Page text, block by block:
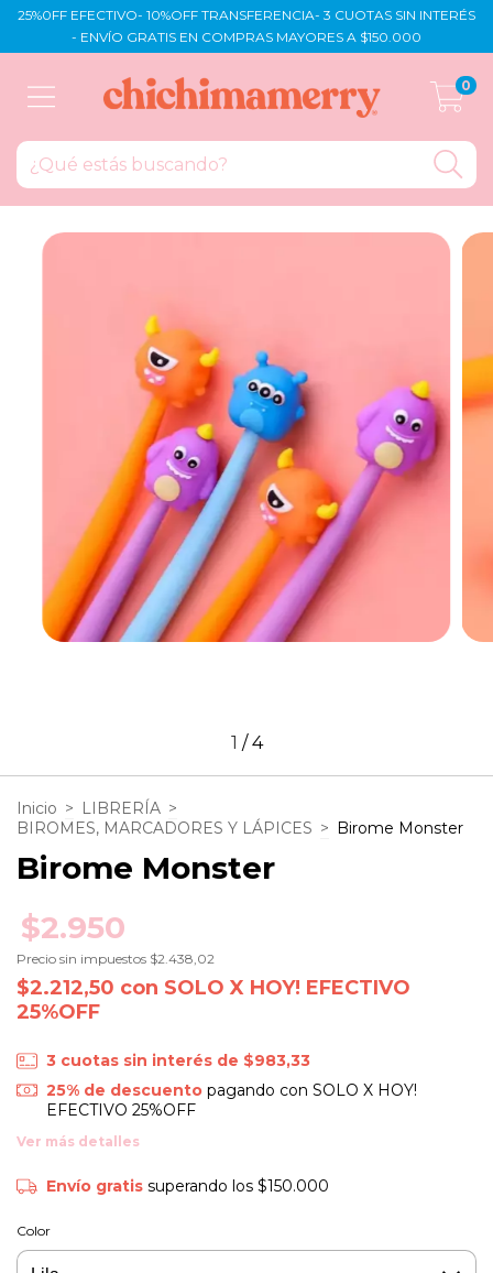
25%0FF EFECTIVO- 10%OFF TRANSFERENCIA- 3 CUOTAS SIN INTERÉS
- ENVÍO GRATIS EN COMPRAS MAYORES A $150.000
0
1 /4
Inicio > LIBRERÍA >
BIROMES, MARCADORES Y LÁPICES > Birome Monster
Birome Monster
$2.950
Precio sin impuestos $2.438,02
$2.212,50 con SOLO X HOY! EFECTIVO
25%OFF
3 cuotas sin interés de $983,33
25% de descuentopagando con SOLO X HOY!
EFECTIVO 25%OFF
Ver más detalles
Envío gratis superando los $150.000
Color